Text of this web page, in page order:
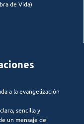
de Vida)
a la evangelización
sencilla y
un mensaje de